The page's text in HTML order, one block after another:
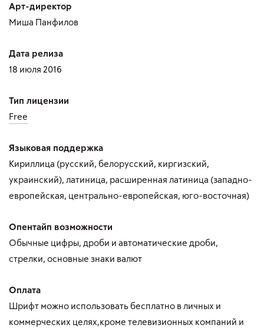
Арт-директор
Миша Панфилов
Дата релиза
18 июля 2016
Тип лицензии
Free
Языковая поддержка
Кириллица (русский, белорусский, киргизский,
украинский), латиница, расширенная латиница (западно-
европейская, центрально-европейская, юго-восточная)
Опентайп возможности
Обычные цифры, дроби и автоматические дроби,
стрелки, основные знаки валют
Оплата
Шрифт можно использовать бесплатно в личных и
коммерческих целях,кроме телевизионных компаний и